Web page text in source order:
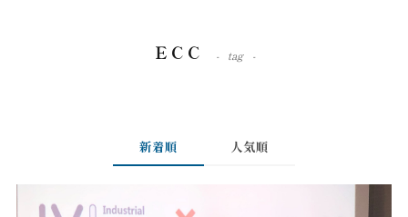
ＥＣＣ tag
新着順 人気順